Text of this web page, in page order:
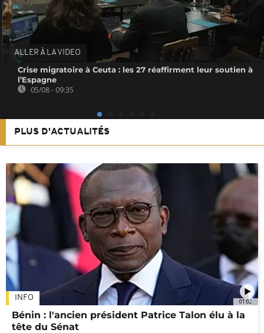
ALLER À LA VIDEO
Crise migratoire à Ceuta : les 27 réaffirment leur soutien à
l’Espagne
05/08 - 09:35
PLUS D'ACTUALITÉS
01:02
INFO
Bénin : l'ancien président Patrice Talon élu à la
tête du Sénat